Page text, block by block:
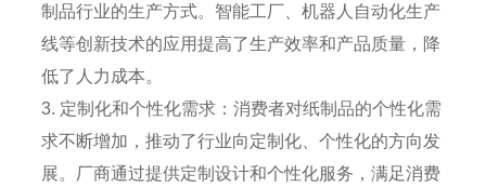
制品行业的生产方式。智能工厂、机器人自动化生产
线等创新技术的应用提高了生产效率和产品质量，降
低了人力成本。
3. 定制化和个性化需求：消费者对纸制品的个性化需
求不断增加，推动了行业向定制化、个性化的方向发
展。厂商通过提供定制设计和个性化服务，满足消费